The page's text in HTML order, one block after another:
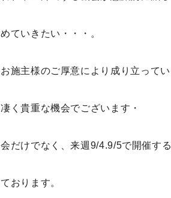
ていきたい・・・。
施主様のご厚意により成り立ってい
く貴重な機会でございます・
だけでなく、来週9/4.9/5で開催す
おります。